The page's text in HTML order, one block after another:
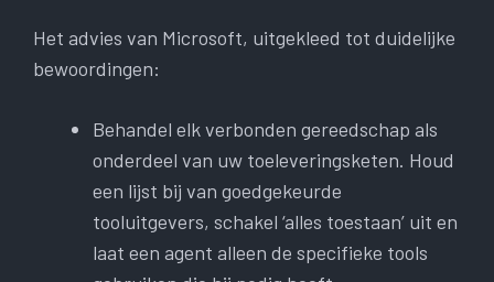
Het advies van Microsoft, uitgekleed tot duidelijke
bewoordingen:
Behandel elk verbonden gereedschap als
onderdeel van uw toeleveringsketen. Houd
een lijst bij van goedgekeurde
tooluitgevers, schakel ‘alles toestaan’ uit en
laat een agent alleen de specifieke tools